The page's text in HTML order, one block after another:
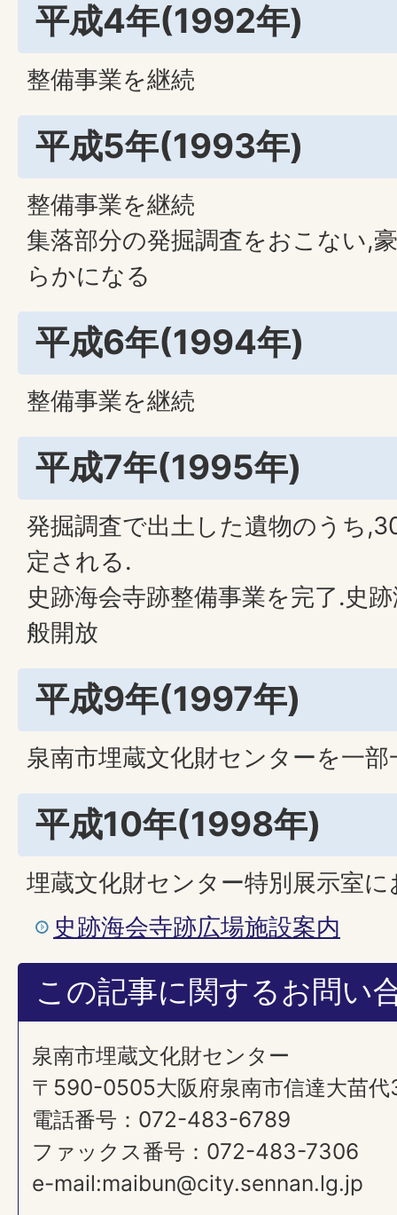
平成4年(1992年)
整備事業を継続
平成5年(1993年)
整備事業を継続
集落部分の発掘調査をおこない,
らかになる
平成6年(1994年)
整備事業を継続
平成7年(1995年)
発掘調査で出土した遺物のうち
定される.
史跡海会寺跡整備事業を完了.史
般開放
平成9年(1997年)
泉南市埋蔵文化財センターを一部
平成10年(1998年)
埋蔵文化財センター特別展示室
史跡海会寺跡広場施設案内
この記事に関するお問い
泉南市埋蔵文化財センター
〒590-0505大阪府泉南市信達大苗
電話番号：072-483-6789
ファックス番号：072-483-7306​​​​​​​
e-mail:maibun@city.sennan.lg.jp